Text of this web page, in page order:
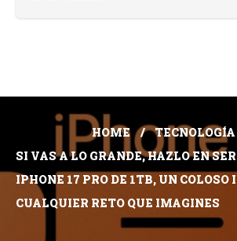
HOME
TECNOLOGÍA
SI VAS A LO GRANDE, HAZLO EN
IPHONE 17 PRO DE 1TB, UN COLOSO
CUALQUIER RETO QUE IMAGINES